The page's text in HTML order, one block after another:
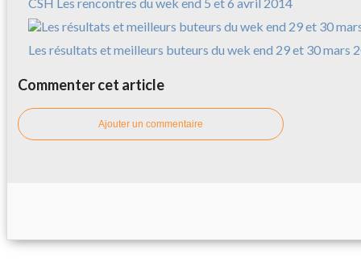
Les résultats et meilleurs buteurs du wek end 29 et 30 mars
Commenter cet article
Ajouter un commentaire